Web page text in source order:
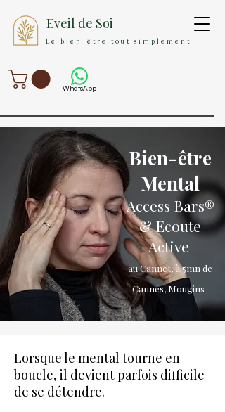
Eveil de Soi
Le bien-être tout simplement
WhatsApp
Bien-être
Mental
Access Bars®
& Ecoute
Active
au Cannet, à 5mn de
Cannes, Mougins
Lorsque le mental tourne en
boucle, il devient parfois difficile
de se détendre.